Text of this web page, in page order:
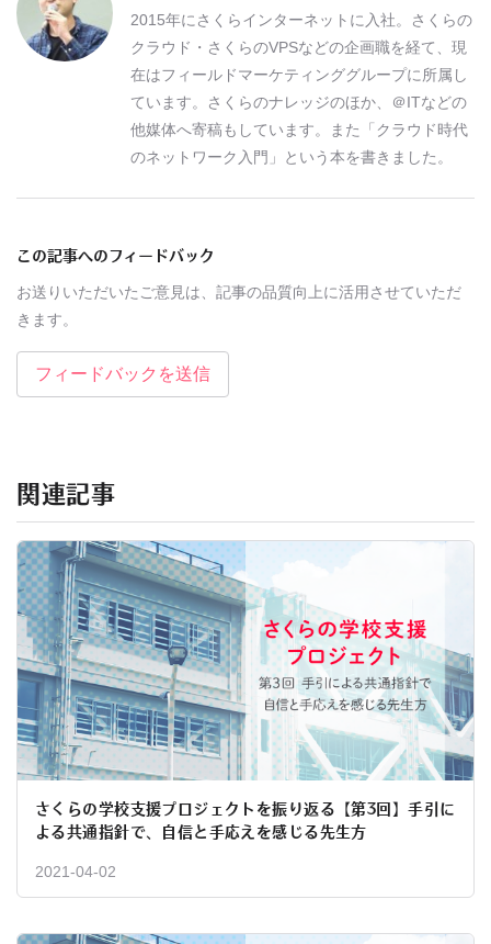
2015年にさくらインターネットに入社。さくらの
クラウド・さくらのVPSなどの企画職を経て、現
在はフィールドマーケティンググループに所属し
ています。さくらのナレッジのほか、＠ITなどの
他媒体へ寄稿もしています。また「クラウド時代
のネットワーク入門」という本を書きました。
この記事へのフィードバック
お送りいただいたご意見は、記事の品質向上に活用させていただ
きます。
フィードバックを送信
関連記事
さくらの学校支援プロジェクトを振り返る【第3回】手引に
よる共通指針で、自信と手応えを感じる先生方
2021-04-02